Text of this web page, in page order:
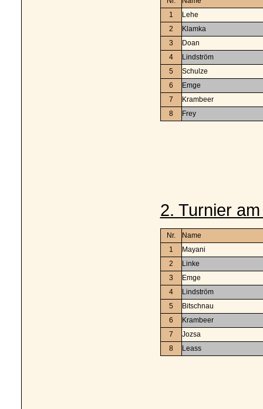
1
Lehe
2
Klamka
3
Doan
4
Lindström
5
Schulze
6
Emge
7
Krambeer
8
Frey
2. Turnier
Nr.
Name
1
Mayani
2
Linke
3
Emge
4
Lindström
5
Bitschnau
6
Krambeer
7
Jozsa
8
Leass